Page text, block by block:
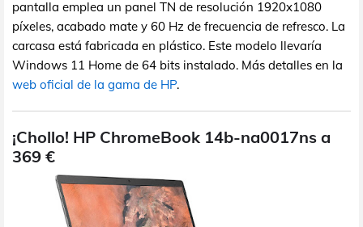
pantalla emplea un panel TN de resolución 1920x1080
píxeles, acabado mate y 60 Hz de frecuencia de refresco. La
carcasa está fabricada en plástico. Este modelo llevaría
Windows 11 Home de 64 bits instalado. Más detalles en la
web oficial de la gama de HP.
¡Chollo! HP ChromeBook 14b-na0017ns a
369 €